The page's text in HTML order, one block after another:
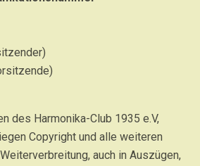
des Harmonika-Club 1935 e.V,
Copyright und alle weiteren
auch in Auszügen,